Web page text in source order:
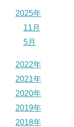
2025年
11月
5月
2022年
2021年
2020年
2019年
2018年